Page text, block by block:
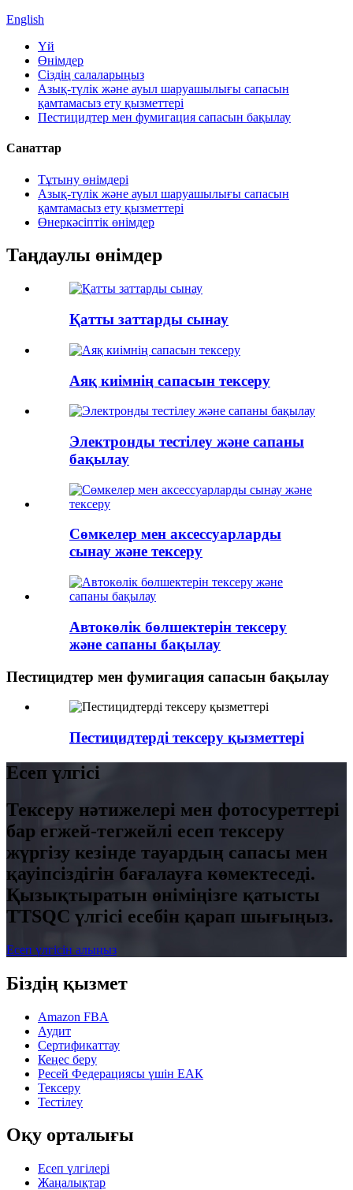
English
Үй
Өнімдер
Сіздің салаларыңыз
Азық-түлік және ауыл шаруашылығы сапасын
қамтамасыз ету қызметтері
Пестицидтер мен фумигация сапасын бақылау
Санаттар
Тұтыну өнімдері
Азық-түлік және ауыл шаруашылығы сапасын
қамтамасыз ету қызметтері
Өнеркәсіптік өнімдер
Таңдаулы өнімдер
Қатты заттарды сынау
Аяқ киімнің сапасын тексеру
Электронды тестілеу және сапаны
бақылау
Сөмкелер мен аксессуарларды
сынау және тексеру
Автокөлік бөлшектерін тексеру
және сапаны бақылау
Пестицидтер мен фумигация сапасын бақылау
Пестицидтерді тексеру қызметтері
Есеп үлгісі
Тексеру нәтижелері мен фотосуреттері
бар егжей-тегжейлі есеп тексеру
жүргізу кезінде тауардың сапасы мен
қауіпсіздігін бағалауға көмектеседі.
Қызықтыратын өніміңізге қатысты
TTSQC үлгісі есебін қарап шығыңыз.
Есеп үлгісін алыңыз
Біздің қызмет
Amazon FBA
Аудит
Сертификаттау
Кеңес беру
Ресей Федерациясы үшін ЕАК
Тексеру
Тестілеу
Оқу орталығы
Есеп үлгілері
Жаңалықтар